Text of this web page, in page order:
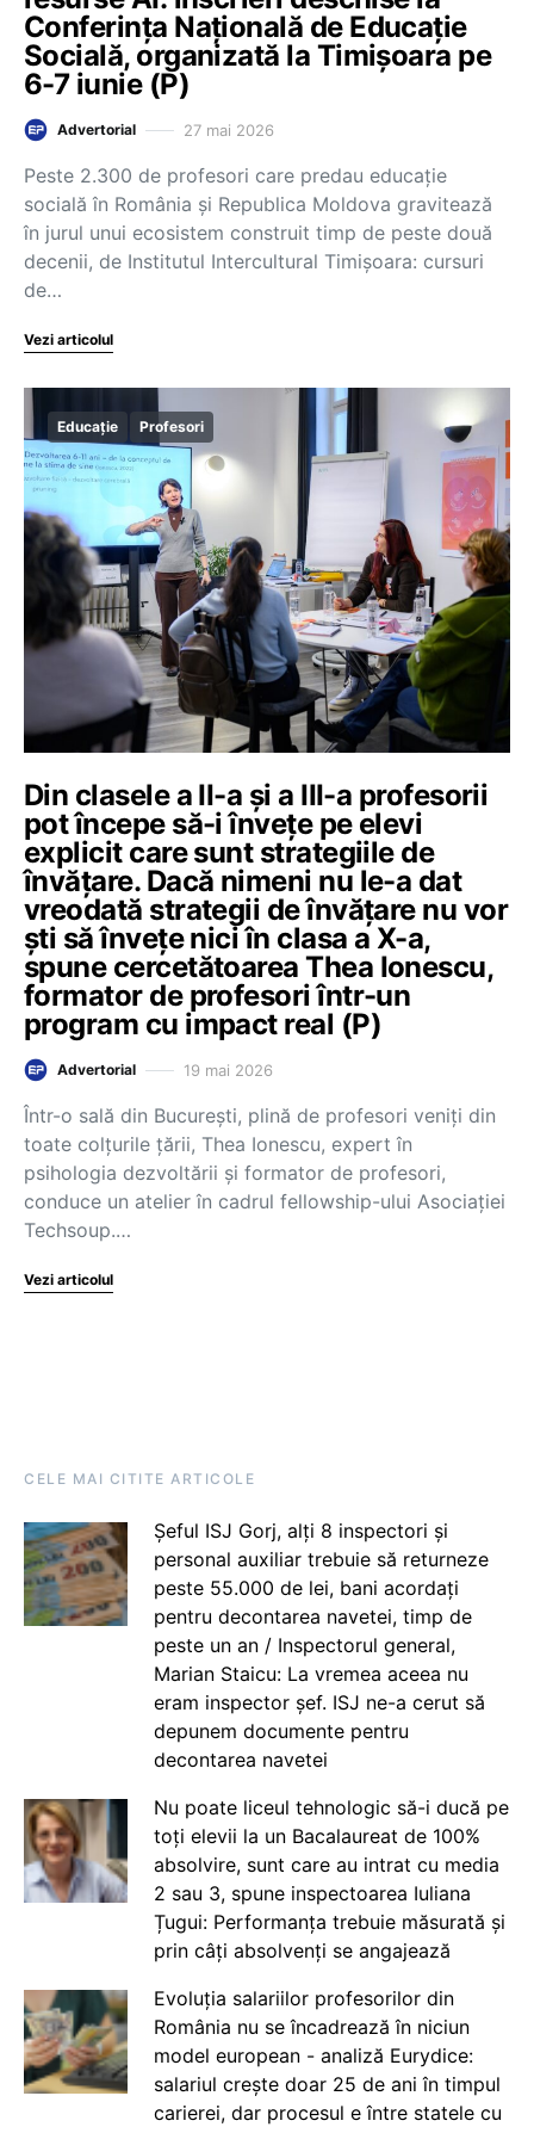
Conferința Națională de Educație
Socială, organizată la Timișoara pe
6-7 iunie (P)
Advertorial 27 mai 2026
Peste 2.300 de profesori care predau educație
socială în România și Republica Moldova gravitează
în jurul unui ecosistem construit timp de peste două
decenii, de Institutul Intercultural Timișoara: cursuri
de…
Vezi articolul
Educație Profesori
Din clasele a II-a și a III-a profesorii
pot începe să-i învețe pe elevi
explicit care sunt strategiile de
învățare. Dacă nimeni nu le-a dat
vreodată strategii de învățare nu vor
ști să învețe nici în clasa a X-a,
spune cercetătoarea Thea Ionescu,
formator de profesori într-un
program cu impact real (P)
Advertorial 19 mai 2026
Într-o sală din București, plină de profesori veniți din
toate colțurile țării, Thea Ionescu, expert în
psihologia dezvoltării și formator de profesori,
conduce un atelier în cadrul fellowship-ului Asociației
Techsoup.…
Vezi articolul
CELE MAI CITITE ARTICOLE
Șeful ISJ Gorj, alți 8 inspectori și
personal auxiliar trebuie să returneze
peste 55.000 de lei, bani acordați
pentru decontarea navetei, timp de
peste un an / Inspectorul general,
Marian Staicu: La vremea aceea nu
eram inspector șef. ISJ ne-a cerut să
depunem documente pentru
decontarea navetei
Nu poate liceul tehnologic să-i ducă pe
toți elevii la un Bacalaureat de 100%
absolvire, sunt care au intrat cu media
2 sau 3, spune inspectoarea Iuliana
Țugui: Performanța trebuie măsurată și
prin câți absolvenți se angajează
Evoluția salariilor profesorilor din
România nu se încadrează în niciun
model european - analiză Eurydice:
salariul crește doar 25 de ani în timpul
carierei, dar procesul e între statele cu